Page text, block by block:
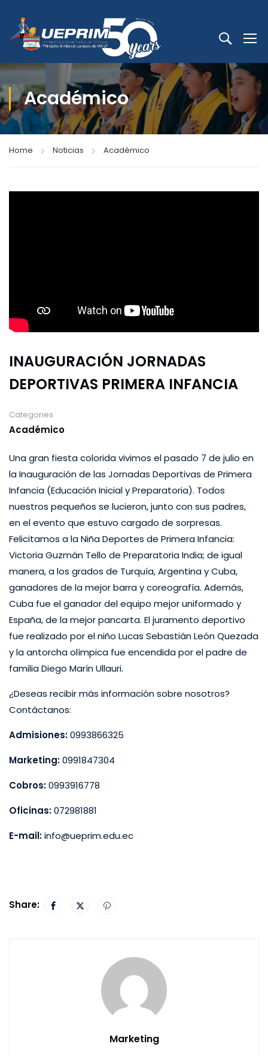
Académico
Home Noticias Académico
INAUGURACIÓN JORNADAS
DEPORTIVAS PRIMERA INFANCIA
Categories
Académico
Una gran fiesta colorida vivimos el pasado 7 de julio en
la Inauguración de las Jornadas Deportivas de Primera
Infancia (Educación Inicial y Preparatoria). Todos
nuestros pequeños se lucieron, junto con sus padres,
en el evento que estuvo cargado de sorpresas.
Felicitamos a la Niña Deportes de Primera Infancia:
Victoria Guzmán Tello de Preparatoria India; de igual
manera, a los grados de Turquía, Argentina y Cuba,
ganadores de la mejor barra y coreografía. Además,
Cuba fue el ganador del equipo mejor uniformado y
España, de la mejor pancarta. El juramento deportivo
fue realizado por el niño Lucas Sebastián León Quezada
y la antorcha olímpica fue encendida por el padre de
familia Diego Marín Ullauri.
¿Deseas recibir más información sobre nosotros?
Contáctanos:
Admisiones:0993866325
Marketing:0991847304
Cobros:0993916778
Oficinas:072981881
E-mail:info@ueprim.edu.ec
Share:
Marketing